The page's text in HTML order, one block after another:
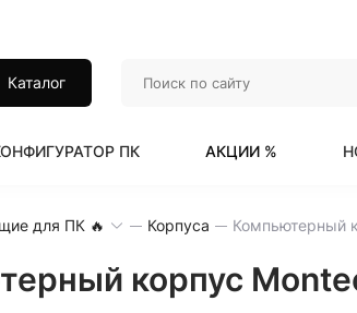
Каталог
ПК АКЦИИ %
для ПК 🔥 Корпуса
корпус